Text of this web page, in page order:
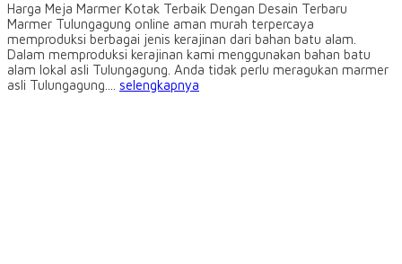
Harga Meja Marmer Kotak Terbaik Dengan Desain Terbaru
Marmer Tulungagung online aman murah terpercaya
memproduksi berbagai jenis kerajinan dari bahan batu alam.
Dalam memproduksi kerajinan kami menggunakan bahan batu
alam lokal asli Tulungagung. Anda tidak perlu meragukan marmer
asli Tulungagung.... selengkapnya